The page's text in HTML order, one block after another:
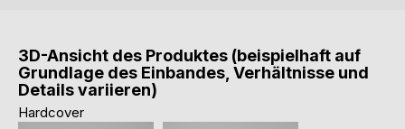
3D-Ansicht des Produktes (beispielhaft auf
Grundlage des Einbandes, Verhältnisse und
Details variieren)
Hardcover